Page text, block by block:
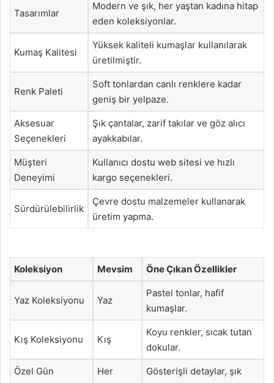
Tasarımlar
Modern ve şık, her yaştan kadına hitap
eden koleksiyonlar.
Kumaş Kalitesi
Yüksek kaliteli kumaşlar kullanılarak
üretilmiştir.
Renk Paleti
Soft tonlardan canlı renklere kadar
geniş bir yelpaze.
Aksesuar
Seçenekleri
Şık çantalar, zarif takılar ve göz alıcı
ayakkabılar.
Müşteri
Deneyimi
Kullanıcı dostu web sitesi ve hızlı
kargo seçenekleri.
Sürdürülebilirlik
Çevre dostu malzemeler kullanarak
üretim yapma.
Koleksiyon Mevsim Öne Çıkan Özellikler
Yaz Koleksiyonu Yaz
Pastel tonlar, hafif
kumaşlar.
Kış Koleksiyonu Kış
Koyu renkler, sıcak tutan
dokular.
Özel Gün
Her
Gösterişli detaylar, şık